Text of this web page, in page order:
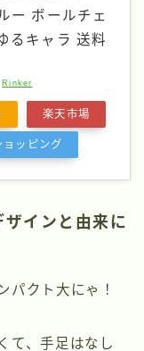
ー ボールチェ
るキャラ 送料
Rinker
楽天市場
ッピング
インと由来に
パクト大にゃ！
て、手足はなし